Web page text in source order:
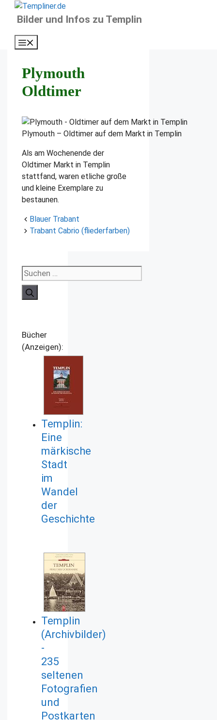
InhaltBilder und Infos zu Templin
Plymouth
Oldtimer
Plymouth – Oldtimer auf dem Markt in Templin
Als am Wochenende der
Oldtimer Markt in Templin
stattfand, waren etliche große
und kleine Exemplare zu
bestaunen.
Blauer Trabant
Trabant Cabrio (fliederfarben)
Suchen
nach:
Bücher
(Anzeigen):
Templin:
Eine
märkische
Stadt
im
Wandel
der
Geschichte
Templin
(Archivbilder)
-
235
seltenen
Fotografien
und
Postkarten